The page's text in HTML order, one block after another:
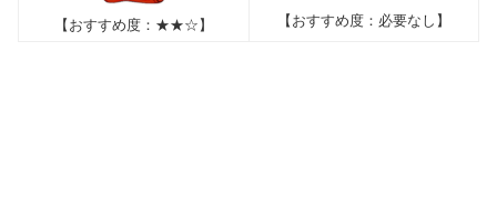
【おすすめ度：★★☆】 【おすすめ度：必要なし】